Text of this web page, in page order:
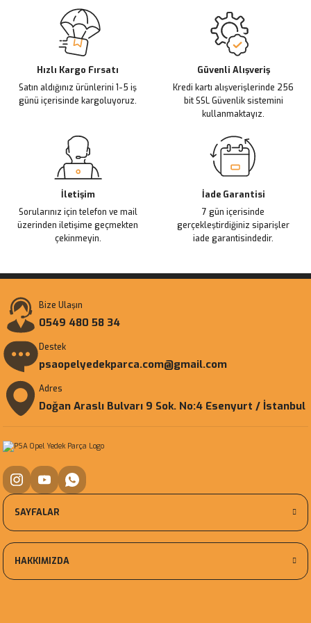
Ürün resmi kalitesiz, bozuk veya görüntülenemiyor.
Ürün açıklamasında eksik bilgiler bulunuyor.
Ürün bilgilerinde hatalar bulunuyor.
Ürün fiyatı diğer sitelerden daha pahalı.
Bu ürüne benzer farklı alternatifler olmalı.
Hızlı Kargo Fırsatı
Satın aldığınız ürünlerini 1-5 iş
günü içerisinde kargoluyoruz.
Güvenli Alışveriş
Kredi kartı alışverişlerinde 256
bit SSL Güvenlik sistemini
kullanmaktayız.
İletişim
Sorularınız için telefon ve mail
üzerinden iletişime geçmekten
çekinmeyin.
İade Garantisi
7 gün içerisinde
gerçekleştirdiğiniz siparişler
iade garantisindedir.
Bize Ulaşın
0549 480 58 34
Destek
psaopelyedekparca.com@gmail.com
Adres
Doğan Araslı Bulvarı 9 Sok. No:4 Esenyurt / İstanbul
SAYFALAR
HAKKIMIZDA